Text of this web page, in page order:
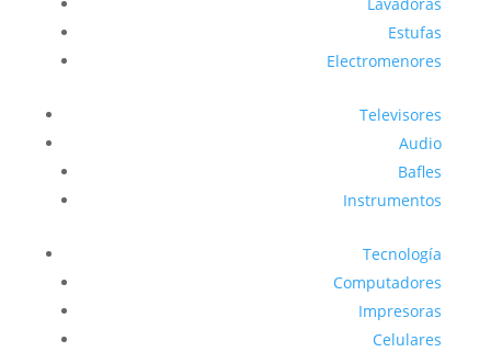
Estufas
Electromenores
Televisores
Audio
Bafles
Instrumentos
Tecnología
Computadores
Impresoras
Celulares